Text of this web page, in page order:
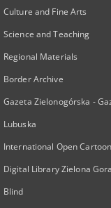
Culture and Fine Arts
Science and Teaching
Regional Materials
Border Archive
Gazeta Zielonogórska -
Lubuska
International Open
Digital Library Zielona
Blind